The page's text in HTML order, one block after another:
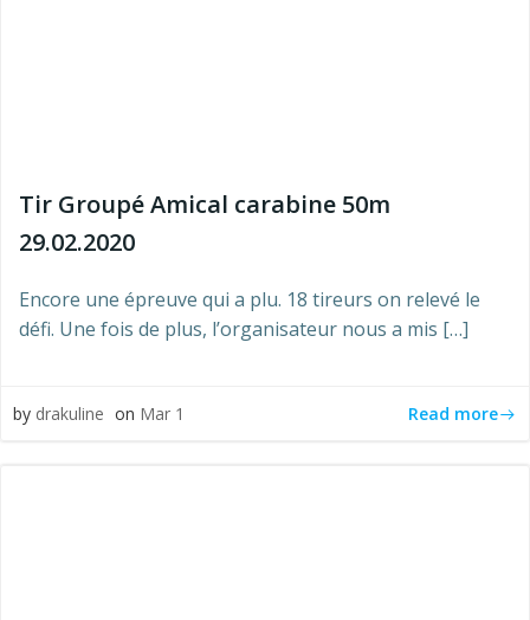
Tir Groupé Amical carabine 50m
29.02.2020
Encore une épreuve qui a plu. 18 tireurs on relevé le
défi. Une fois de plus, l’organisateur nous a mis […]
by drakuline on Mar 1 Read more